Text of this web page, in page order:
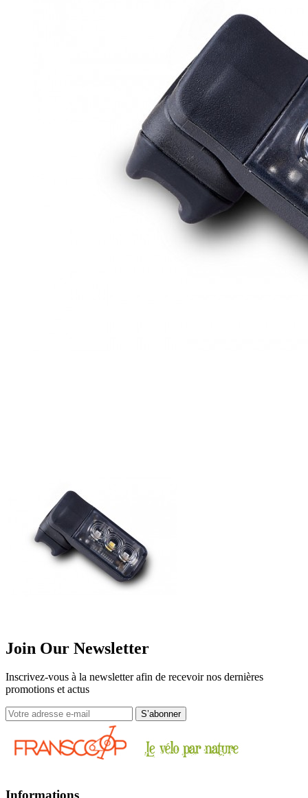
Join Our Newsletter
Inscrivez-vous à la newsletter afin de recevoir nos dernières
promotions et actus
Informations